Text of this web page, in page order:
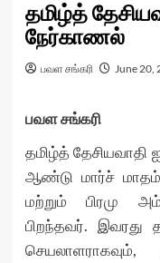
தமிழ்த்
நேர்காணல்
பவள சங்கரி June 20,
பவள சங்கரி
தமிழ்த் தேசியவாதி
ஆண்டு மார்ச்
மற்றும் பிரமு
பிறந்தவர். இவரது